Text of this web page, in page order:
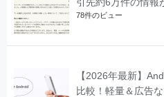
78件のビュー
【2026年最新】
比較！軽量＆広告